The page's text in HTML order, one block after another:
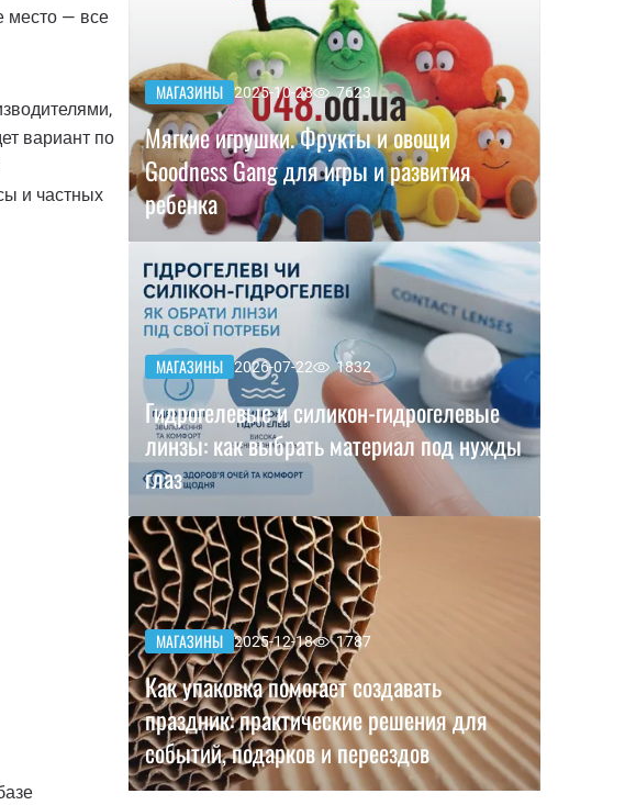
место — все
вариант по
и частных
МАГАЗИНЫ 2025-10-28 7623
Мягкие игрушки. Фрукты и овощи
Goodness Gang для игры и развития
ребенка
МАГАЗИНЫ 2026-07-22 1832
Гидрогелевые и силикон-гидрогелевые
линзы: как выбрать материал под нужды
глаз
МАГАЗИНЫ 2025-12-18 1787
Как упаковка помогает создавать
праздник: практические решения для
событий, подарков и переездов